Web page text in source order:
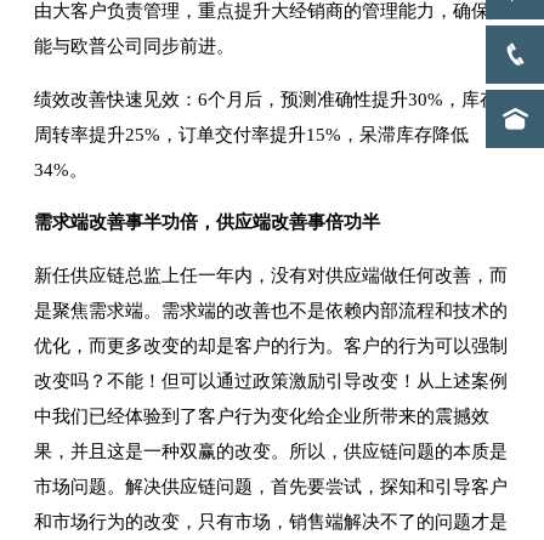
由大客户负责管理，重点提升大经销商的管理能力，确保其
能与欧普公司同步前进。
绩效改善快速见效：6个月后，预测准确性提升30%，库存
周转率提升25%，订单交付率提升15%，呆滞库存降低
34%。
需求端改善事半功倍，供应端改善事倍功半
新任供应链总监上任一年内，没有对供应端做任何改善，而
是聚焦需求端。需求端的改善也不是依赖内部流程和技术的
优化，而更多改变的却是客户的行为。客户的行为可以强制
改变吗？不能！但可以通过政策激励引导改变！从上述案例
中我们已经体验到了客户行为变化给企业所带来的震撼效
果，并且这是一种双赢的改变。所以，供应链问题的本质是
市场问题。解决供应链问题，首先要尝试，探知和引导客户
和市场行为的改变，只有市场，销售端解决不了的问题才是